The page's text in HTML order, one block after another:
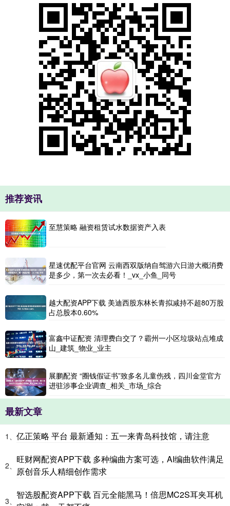
推荐资讯
至慧策略 融资租赁试水数据资产入表
星速优配平台官网 云南西双版纳自驾游六日游大概消费
是多少，第一次去必看！_vx_小鱼_同号
越大配资APP下载 美迪西股东林长青拟减持不超80万股
占总股本0.60%
富鑫中证配资 清理费白交了？霸州一小区垃圾站点堆成
山_建筑_物业_业主
展鹏配资 “圈钱假证书”致多名儿童伤残，四川金堂官方
进驻涉事企业调查_相关_市场_综合
最新文章
1、 亿正策略 平台 最新通知：五一来青岛科技馆，请注意
2、
旺财网配资APP下载 多种编曲方案可选，AI编曲软件满足
原创音乐人精细创作需求
3、
智选股配资APP下载 百元全能黑马！倍思MC2S耳夹耳机